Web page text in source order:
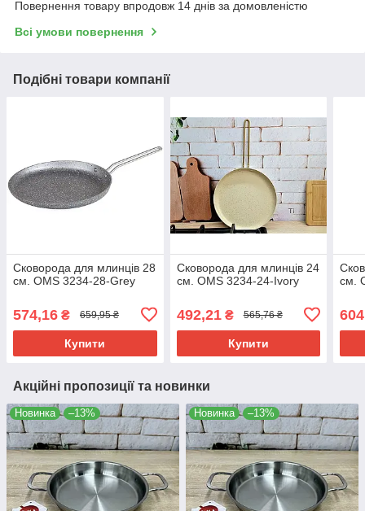
Повернення товару впродовж 14 днів за домовленістю
Всі умови повернення
Подібні товари компанії
Сковорода для млинців 28
см. OMS 3234-28-Grey
574,16 ₴ 659,95 ₴
Купити
Сковорода для млинців 24
см. OMS 3234-24-Ivory
492,21₴ 565,76 ₴
Купити
см.
Акційні пропозиції та новинки
Новинка –13% Новинка –13%